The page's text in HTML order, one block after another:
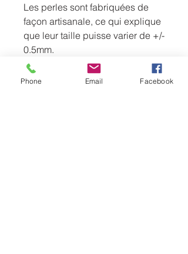
Les perles sont fabriquées de
façon artisanale, ce qui explique
que leur taille puisse varier de +/-
0.5mm.
Photo(s) non contractuelle(s)
Phone Email Facebook